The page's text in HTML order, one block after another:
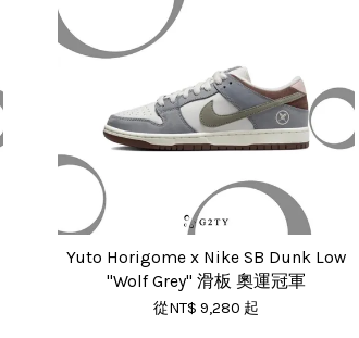
Yuto Horigome x Nike SB Dunk Low
"Wolf Grey" 滑板 奧運冠軍
從NT$ 9,280 起